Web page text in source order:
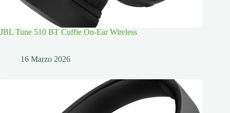
JBL Tune 510 BT Cuffie On-Ear Wireless
16 Marzo 2026